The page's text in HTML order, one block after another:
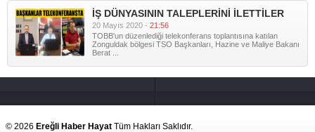
İŞ DÜNYASININ TALEPLERİNİ İLETTİLER
20 Mayıs 2020 - 21:56
TOBB'un düzenlediği telekonferans toplantısına katılan
Zonguldak bölgesi TSO Başkanları, Hazine ve Maliye Bakanı
Berat ...
© 2026 Ereğli Haber Hayat Tüm Hakları Saklıdır.